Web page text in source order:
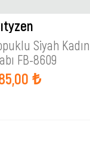
Siyah Kadın
FB-8609
₺